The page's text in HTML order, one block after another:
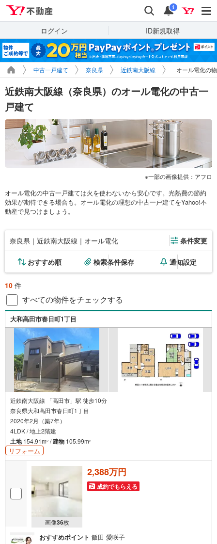
検索 通知
i
ログイン ID新規取得
中古一戸建て 奈良県 近鉄南大阪線 オール電化の
近鉄南大阪線（奈良県）のオール電化の中古一
戸建て
一部の画像提供：アフロ
オール電化の中古一戸建ては火を使わないから安心です。光熱費の節約
効果が期待できる場合も。オール電化の理想の中古一戸建てをYahoo!不
動産で見つけましょう。
奈良県｜近鉄南大阪線｜オール電化 条件変更
おすすめ順 検索条件保存 通知設定
10 件
すべての物件をチェックする
大和高田市春日町1丁目
近鉄南大阪線 「高田市」駅 徒歩10分
奈良県大和高田市春日町1丁目
2020年2月（築7年）
4LDK / 地上2階建
土地154.91m2 /建物 105.99m2
リフォーム
画像36枚
2,388万円
成約でもらえる
おすすめポイント 飯田 愛咲子